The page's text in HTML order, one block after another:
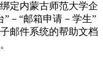
定内蒙古师范大学企
”－“邮箱申请－学生”
邮件系统的帮助文档